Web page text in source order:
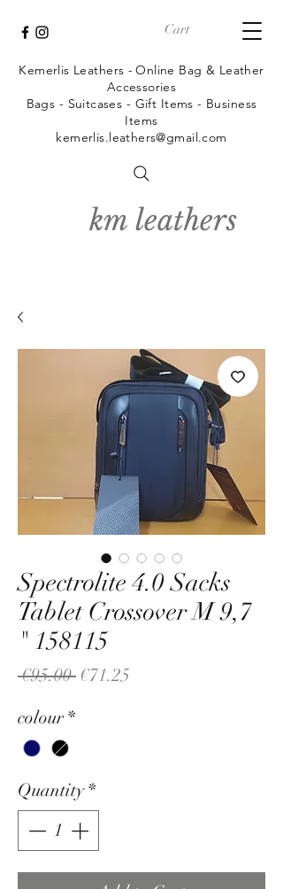
Cart
km leathers
Kemerlis Leathers - Online Bag & Leather
Accessories
Bags - Suitcases - Gift Items - Business
Items
kemerlis.leathers@gmail.com
Spectrolite 4.0 Sacks
Tablet Crossover M 9,7
" 158115
€95.00 Regular
€71.25
colour *
Quantity *